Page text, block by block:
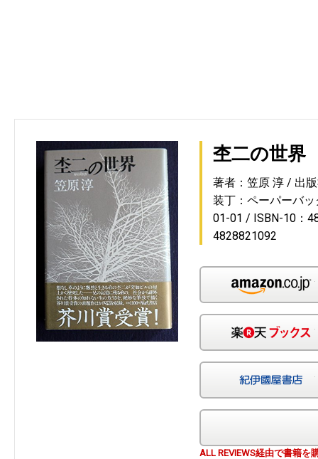
杢二の世界
著者：笠原 淳
出
装丁：ペーパーバ
01-01
ISBN-10：
4828821092
ALL REVIEWS経由で書籍